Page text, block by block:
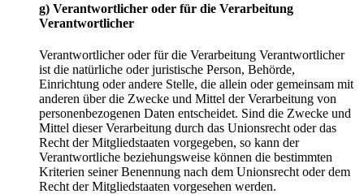
g) Verantwortlicher oder für die Verarbeitung
Verantwortlicher
Verantwortlicher oder für die Verarbeitung Verantwortlicher
ist die natürliche oder juristische Person, Behörde,
Einrichtung oder andere Stelle, die allein oder gemeinsam mit
anderen über die Zwecke und Mittel der Verarbeitung von
personenbezogenen Daten entscheidet. Sind die Zwecke und
Mittel dieser Verarbeitung durch das Unionsrecht oder das
Recht der Mitgliedstaaten vorgegeben, so kann der
Verantwortliche beziehungsweise können die bestimmten
Kriterien seiner Benennung nach dem Unionsrecht oder dem
Recht der Mitgliedstaaten vorgesehen werden.